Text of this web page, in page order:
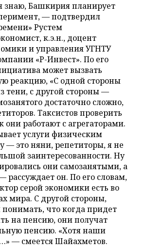
знаю, Башкирия планирует
— подтвердил
Рустем
к.э.н., доцент
и управления УГНТУ
«Р-Инвест». По его
может вызвать
реакцию, «С одной стороны
тени, с другой стороны —
достаточно сложно,
Таксистов проверить
они работают с агрегаторами.
услуги физическим
— это няни, репетиторы, я не
заинтересованности. Ну
они самозанятыми, а
рассуждает он. По его словам,
серой экономики есть во
мира. С другой стороны,
что когда придет
на пенсию, они получат
пенсию. «Хотя наши
— смеется Шайахметов.